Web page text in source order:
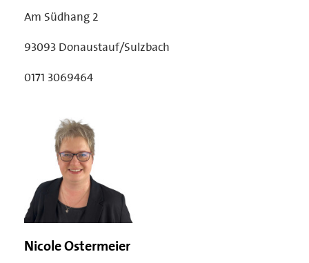
Am Südhang 2
93093 Donaustauf/Sulzbach
0171 3069464
Nicole Ostermeier